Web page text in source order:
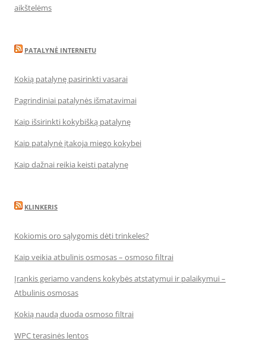
aikštelėms
PATALYNĖ INTERNETU
Kokią patalynę pasirinkti vasarai
Pagrindiniai patalynės išmatavimai
Kaip išsirinkti kokybišką patalynę
Kaip patalynė įtakoja miego kokybei
Kaip dažnai reikia keisti patalynę
KLINKERIS
Kokiomis oro sąlygomis dėti trinkeles?
Kaip veikia atbulinis osmosas – osmoso filtrai
Įrankis geriamo vandens kokybės atstatymui ir palaikymui –
Atbulinis osmosas
Kokią naudą duoda osmoso filtrai
WPC terasinės lentos